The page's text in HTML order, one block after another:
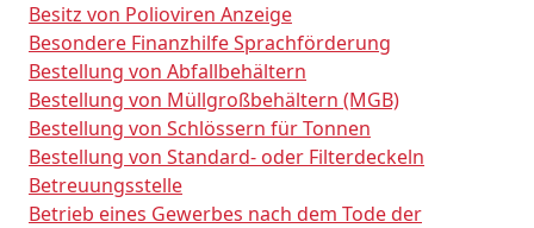
Besitz von Polioviren Anzeige
Besondere Finanzhilfe Sprachförderung
Bestellung von Abfallbehältern
Bestellung von Müllgroßbehältern (MGB)
Bestellung von Schlössern für Tonnen
Bestellung von Standard- oder Filterdeckeln
Betreuungsstelle
Betrieb eines Gewerbes nach dem Tode der